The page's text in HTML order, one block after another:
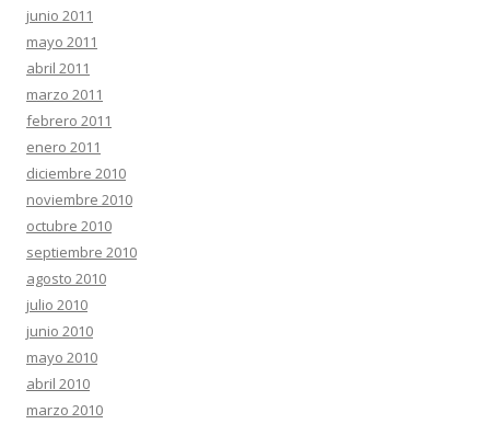
junio 2011
mayo 2011
abril 2011
marzo 2011
febrero 2011
enero 2011
diciembre 2010
noviembre 2010
octubre 2010
septiembre 2010
agosto 2010
julio 2010
junio 2010
mayo 2010
abril 2010
marzo 2010